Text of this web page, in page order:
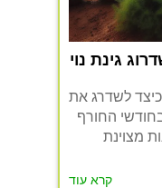
גינת נוי
לשדרג את
בחודשי החורף
מצוינת
קרא עוד